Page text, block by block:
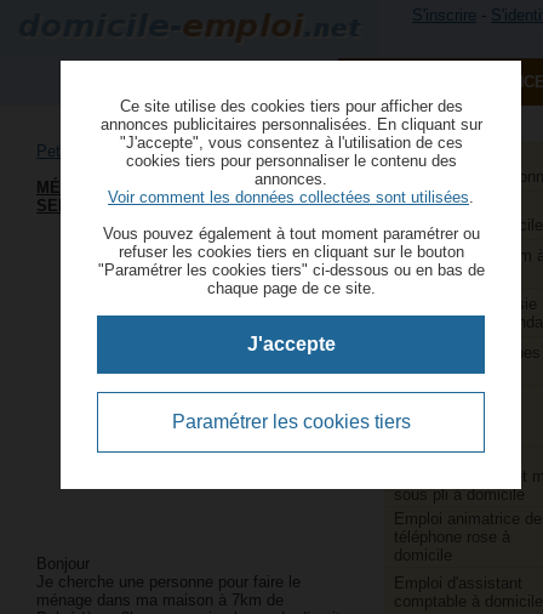
Ce site utilise des cookies tiers pour afficher des
annonces publicitaires personnalisées. En cliquant sur
"J'accepte", vous consentez à l'utilisation de ces
cookies tiers pour personnaliser le contenu des
annonces.
Voir comment les données collectées sont utilisées.
Vous pouvez également à tout moment paramétrer ou
refuser les cookies tiers en cliquant sur le bouton
"Paramétrer les cookies tiers" ci-dessous ou en bas de
chaque page de ce site.
J'accepte
Paramétrer les cookies tiers
S'inscrire -
PUBLIER UNE
Aide à domicile et
services à la
Aide ménagère et
repassage à domicile
Animatrice webcam
domicile
Assistants de saisie
comptable
Couture et
domicile
Couturières et
retoucheuses
indépendantes
Emballage,
conditionnement et
sous pli à domicile
Emploi animatrice de
téléphone rose à
domicile
Emploi d'assistant
comptable à domicile
Petit job à domicile
MÉNAGE ET GARDE CHIENS 2H
SEMAINES BELVÉDÈRE
Bonjour
Je cherche une personne pour faire le
ménage dans ma maison à 7km de